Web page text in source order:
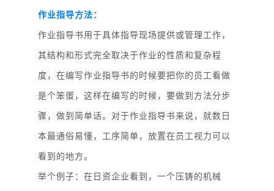
作业指导方法：
作业指导书用于具体指导现场提供或管理工作，
其结构和形式完全取决于作业的性质和复杂程
度，在编写作业指导书的时候要把你的员工看做
是个笨蛋，这样在编写的时候，要做到方法分步
骤，做到简单话。对于作业指导书来说，就数日
本最通俗易懂，工序简单，放置在员工视力可以
看到的地方。
举个例子：在日资企业看到，一个压铸的机械